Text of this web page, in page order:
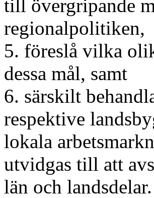
till övergripande
regionalpolitiken,
5. föreslå vilka
dessa mål, samt
6. särskilt
respektive
lokala
utvidgas till att
län och landsdelar.